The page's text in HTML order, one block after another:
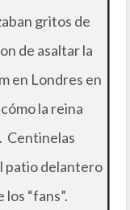
gritos de
de asaltar la
en Londres en
la reina
Centinelas
patio delantero
“fans”.